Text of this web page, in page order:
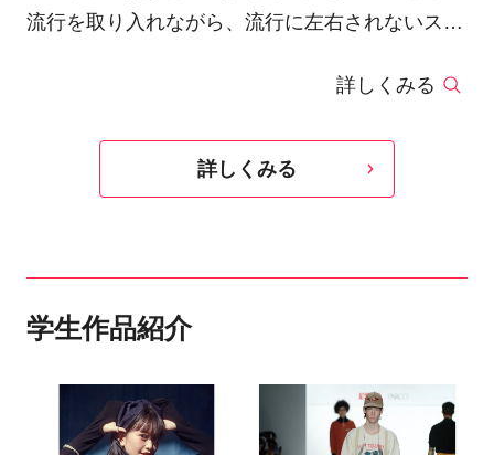
流行を取り入れながら、流行に左右されないスタ
Directorなどから全幅の信頼を寄せられている。
Adoさいたまスーパーアリーナライブ衣装、
NiziU、BABYMETAL、MAX、ANGERM等の衣
詳しくみる
詳しくみる
学生作品紹介